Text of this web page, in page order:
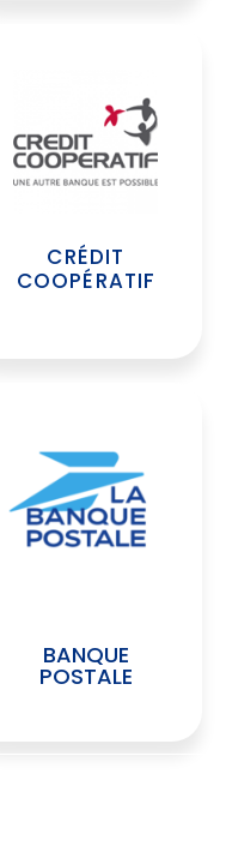
CRÉDIT
COOPÉRATIF
BANQUE
POSTALE